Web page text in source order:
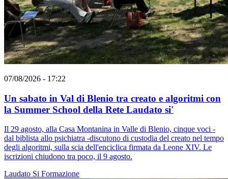
07/08/2026 - 17:22
Un sabato in Val di Blenio tra creato e algoritmi con
la Summer School della Rete Laudato si'
Il 29 agosto, alla Casa Montanina in Valle di Blenio, cinque voci -
dal biblista allo psichiatra -discutono di custodia del creato nel tempo
degli algoritmi, sulla scia dell'enciclica firmata da Leone XIV. Le
iscrizioni chiudono tra poco, il 9 agosto.
Laudato Si Formazione